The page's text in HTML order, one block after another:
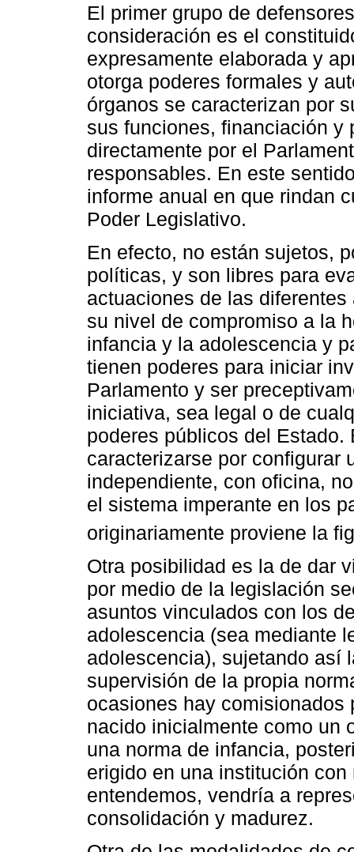
El primer grupo de
consideración es el
expresamente elaborada y
otorga poderes formales y
órganos se caracterizan por
sus funciones, financiación y
directamente por el
responsables. En este
informe anual en que rindan
Poder Legislativo.
En efecto, no están sujetos,
políticas, y son libres para
actuaciones de las
su nivel de compromiso a la
infancia y la adolescencia y
tienen poderes para iniciar
Parlamento y ser
iniciativa, sea legal o de
poderes públicos del
caracterizarse por configurar
independiente, con oficina,
el sistema imperante en los
originariamente proviene la
Otra posibilidad es la de dar
por medio de la legislación
asuntos vinculados con los
adolescencia (sea mediante
adolescencia), sujetando así
supervisión de la propia
ocasiones hay comisionados
nacido inicialmente como un
una norma de infancia,
erigido en una institución
entendemos, vendría a
consolidación y madurez.